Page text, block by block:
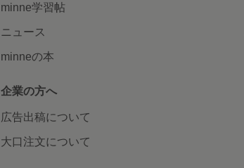
minne学習帖
ニュース
minneの本
企業の方へ
広告出稿について
大口注文について